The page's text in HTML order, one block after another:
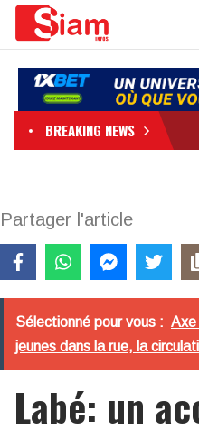
BREAKING NEWS
Partager l'article
Sélectionné pour vous : Axe
jeunes dans la rue, la
Labé: un